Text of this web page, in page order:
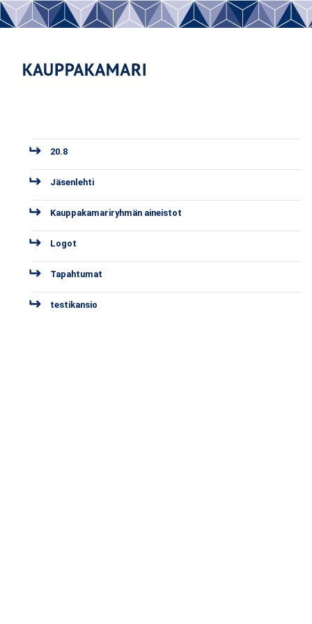
20.8
Jäsenlehti
Kauppakamariryhmän aineistot
Logot
Tapahtumat
testikansio